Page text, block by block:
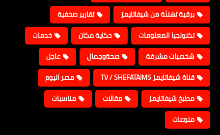
برقية تهنئة من شيفاتايمز
تقارير صحفية
تكنولجيا المعلومات
حكاية مكان
خدمات
شخصيات مشرفة
صحةوجمال
عاجل
قناة شيفاتايمز TV / SHEFATAIMS
مصر اليوم
مطبخ شيفاتايمز
مقالات
مناسبات
منوعات